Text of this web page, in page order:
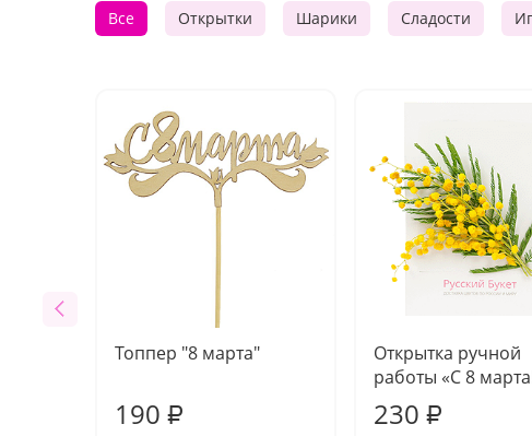
Все Открытки Шарики Сладости
Топпер "8 марта"
190 ₽
Открытка ручной
работы «С 8
230 ₽